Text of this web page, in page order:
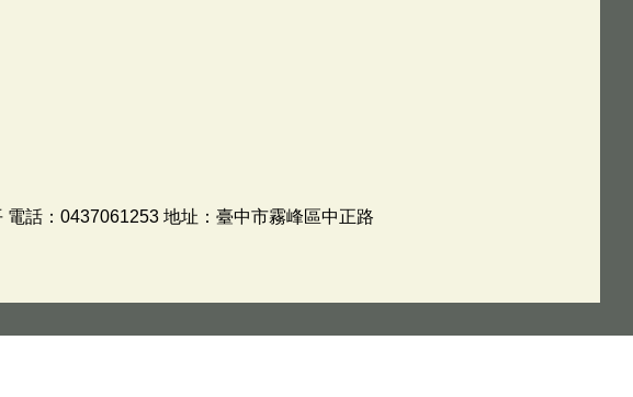
話：0437061253 地址：臺中市霧峰區中正路